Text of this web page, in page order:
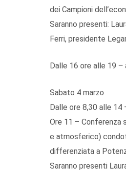
dei Campioni
Saranno presenti:
Ferri, presidente
Dalle 16 ore alle 19
Sabato 4 marzo
Dalle ore 8,30 alle
Ore 11 – Conferenza
e atmosferico)
differenziata a
Saranno presenti